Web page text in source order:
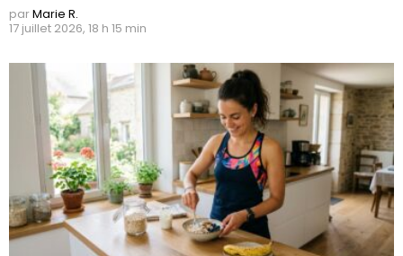
parMarie R.
17 juillet 2026, 18 h 15 min